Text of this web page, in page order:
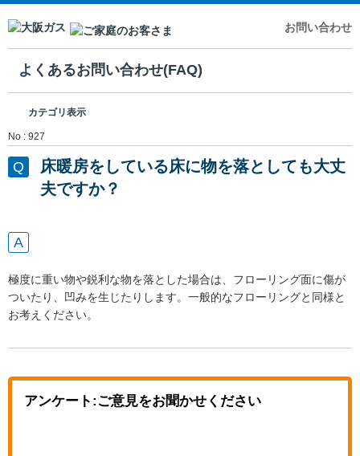
お問い合わせ
よくあるお問い合わせ(FAQ)
カテゴリ表示
No : 927
床暖房をしている床に物を落としても大丈
夫ですか？
極度に重い物や鋭利な物を落とした場合は、フローリング面に傷が
ついたり、凹みを生じたりします。一般的なフローリングと同様と
お考えください。
アンケート:ご意見をお聞かせください